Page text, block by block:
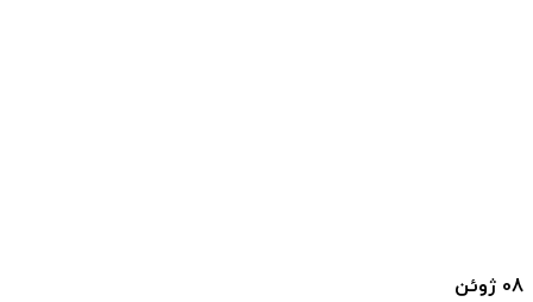
08 ژوئن